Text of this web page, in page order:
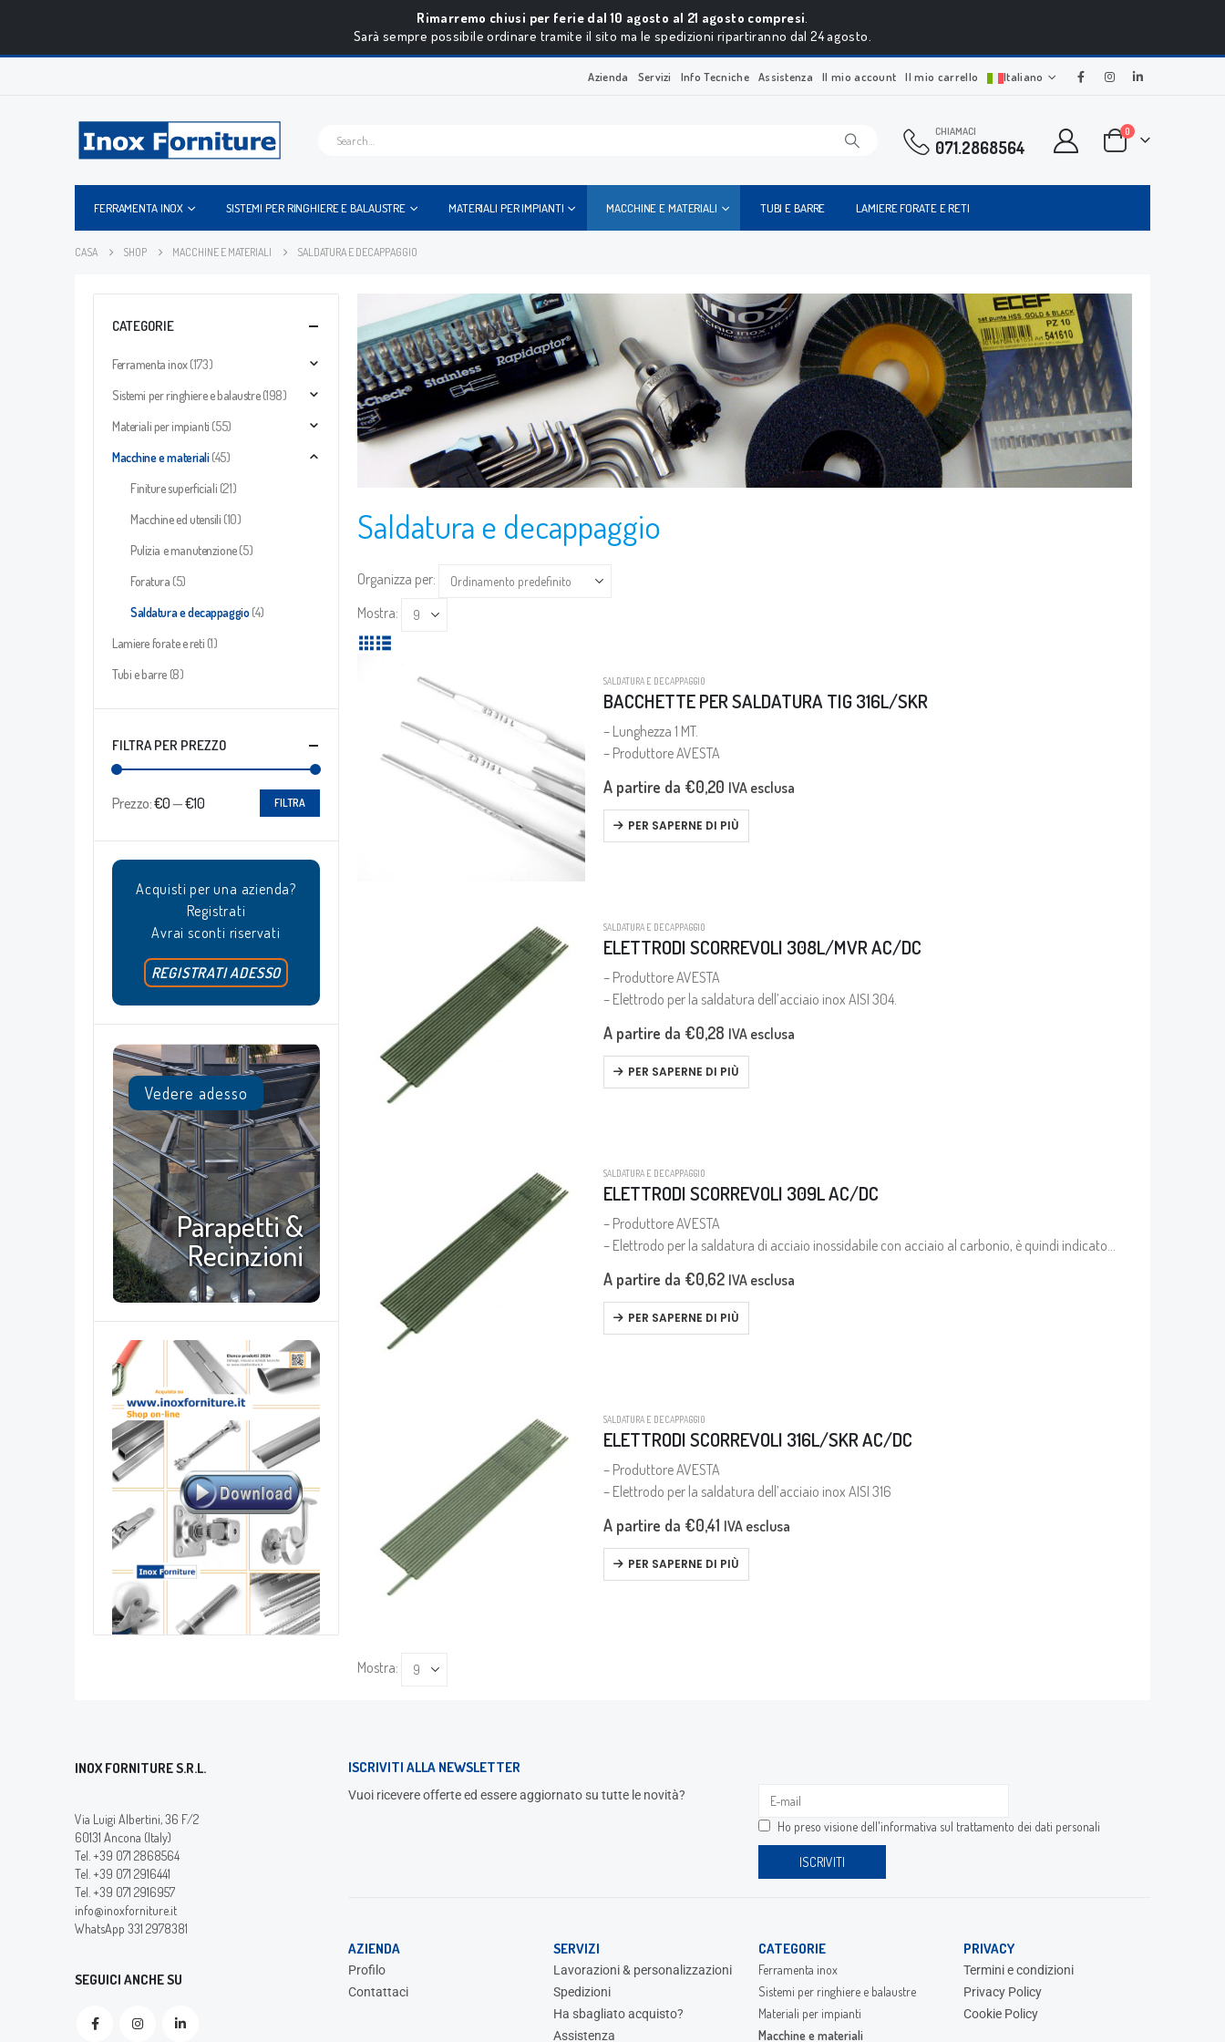
Rimarremo chiusi per ferie dal 10 agosto al 21 agosto compresi.
Sarà sempre possibile ordinare tramite il sito ma le spedizioni ripartiranno dal 24 agosto.
Azienda Servizi Info Tecniche Assistenza Il mio account Il mio carrello Italiano
CHIAMACI
071.2868564
0
FERRAMENTA INOX SISTEMI PER RINGHIERE E BALAUSTRE MATERIALI PER IMPIANTI MACCHINE E MATERIALI TUBI E BARRE LAMIERE FORATE E RETI
CASA SHOP MACCHINE E MATERIALI SALDATURA E DECAPPAGGIO
Saldatura e decappaggio
Organizza per:
Mostra:
SALDATURA E DECAPPAGGIO
BACCHETTE PER SALDATURA TIG 316L/SKR
– Lunghezza 1 MT.
– Produttore AVESTA
A partire da €0,20 IVA esclusa
PER SAPERNE DI PIÙ
SALDATURA E DECAPPAGGIO
ELETTRODI SCORREVOLI 308L/MVR AC/DC
– Produttore AVESTA
– Elettrodo per la saldatura dell’acciaio inox AISI 304.
A partire da €0,28 IVA esclusa
PER SAPERNE DI PIÙ
SALDATURA E DECAPPAGGIO
ELETTRODI SCORREVOLI 309L AC/DC
– Produttore AVESTA
– Elettrodo per la saldatura di acciaio inossidabile con acciaio al carbonio, è quindi indicato
A partire da €0,62 IVA esclusa
PER SAPERNE DI PIÙ
SALDATURA E DECAPPAGGIO
ELETTRODI SCORREVOLI 316L/SKR AC/DC
– Produttore AVESTA
– Elettrodo per la saldatura dell’acciaio inox AISI 316
A partire da €0,41 IVA esclusa
PER SAPERNE DI PIÙ
Mostra:
CATEGORIE
Ferramenta inox(173)
Sistemi per ringhiere e balaustre (198)
Materiali per impianti (55)
Macchine e materiali(45)
Finiture superficiali (21)
Macchine ed utensili (10)
Pulizia e manutenzione(5)
Foratura (5)
Saldatura e decappaggio (4)
Lamiere forate e reti (1)
Tubi e barre (8)
FILTRA PER PREZZO
FILTRA
Prezzo:€0—€10
Acquisti per una azienda?
Registrati
Avrai sconti riservati
REGISTRATI ADESSO
Vedere adesso
Parapetti &
Recinzioni
INOX FORNITURE S.R.L.
Via Luigi Albertini, 36 F/2
60131 Ancona (Italy)
Tel. +39 071 2868564
Tel. +39 071 2916441
Tel. +39 071 2916957
info@inoxforniture.it
WhatsApp 331 2978381
SEGUICI ANCHE SU
ISCRIVITI ALLA NEWSLETTER
Vuoi ricevere offerte ed essere aggiornato su tutte le novità?
Ho preso visione dell'informativa sul trattamento dei dati personali
AZIENDA
Profilo
Contattaci
SERVIZI
Lavorazioni & personalizzazioni
Spedizioni
Ha sbagliato acquisto?
Assistenza
CATEGORIE
Ferramenta inox
Sistemi per ringhiere e balaustre
Materiali per impianti
Macchine e materiali
PRIVACY
Termini e condizioni
Privacy Policy
Cookie Policy